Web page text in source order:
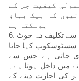
کیفیت جس کے
کا بیک بہاؤ
ہوسکتا ہے
سے تکلیف دہ چوٹ
سسٹوسکوپ کہا جاتا
جاتی ہے جس سے
میں داخل ہوتا ہے۔
.ر کی اجازت دینے کے